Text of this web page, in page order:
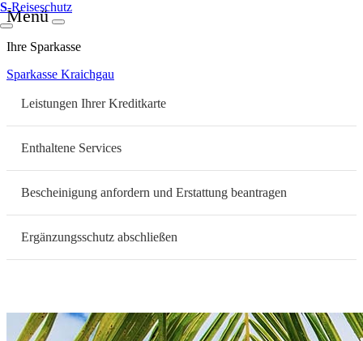
S-Reiseschutz
Menü
Ihre Sparkasse
Sparkasse Kraichgau
Leistungen Ihrer Kreditkarte
Enthaltene Services
Bescheinigung anfordern und Erstattung beantragen
Ergänzungsschutz abschließen